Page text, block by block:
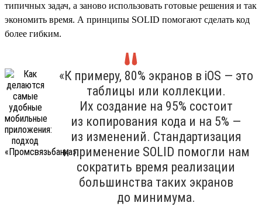
типичных задач, а заново использовать готовые решения и так
экономить время. А принципы SOLID помогают сделать код
более гибким.
«К примеру, 80% экранов в iOS — это
таблицы или коллекции.
Их создание на 95% состоит
из копирования кода и на 5% —
из изменений. Стандартизация
и применение SOLID помогли нам
сократить время реализации
большинства таких экранов
до минимума.